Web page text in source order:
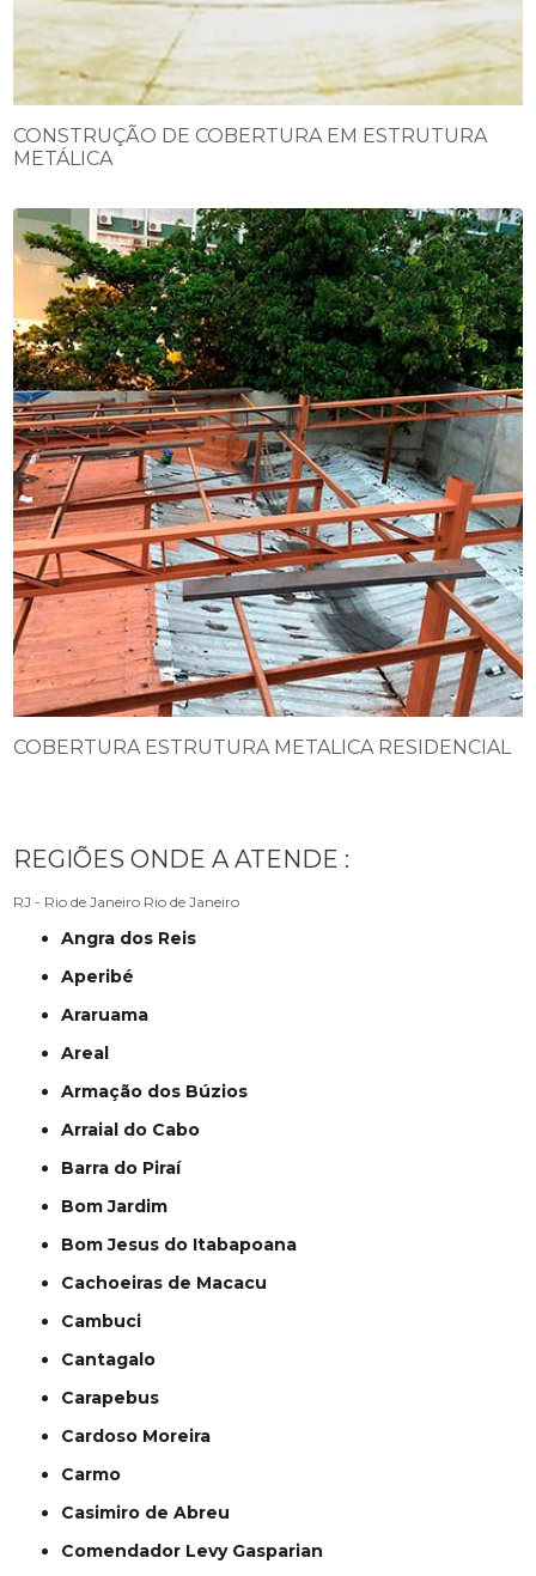
CONSTRUÇÃO DE COBERTURA EM ESTRUTURA
METÁLICA
COBERTURA ESTRUTURA METALICA RESIDENCIAL
REGIÕES ONDE A ATENDE :
RJ - Rio de Janeiro Rio de Janeiro
Angra dos Reis
Aperibé
Araruama
Areal
Armação dos Búzios
Arraial do Cabo
Barra do Piraí
Bom Jardim
Bom Jesus do Itabapoana
Cachoeiras de Macacu
Cambuci
Cantagalo
Carapebus
Cardoso Moreira
Carmo
Casimiro de Abreu
Comendador Levy Gasparian